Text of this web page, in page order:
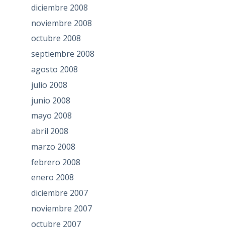
diciembre 2008
noviembre 2008
octubre 2008
septiembre 2008
agosto 2008
julio 2008
junio 2008
mayo 2008
abril 2008
marzo 2008
febrero 2008
enero 2008
diciembre 2007
noviembre 2007
octubre 2007